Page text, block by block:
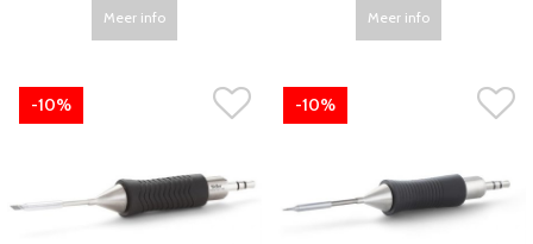
Meer info Meer info
-10% -10%